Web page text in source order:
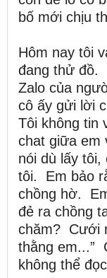
bố mới chịu
Hôm nay tôi
đang thử đồ.
Zalo của
cô ấy gửi lời
Tôi không tin
chat giữa em
nói dù lấy
tôi. Em bảo
chồng hờ.
đẻ ra chồng
chăm? Cưới
thằng em...”
không thể